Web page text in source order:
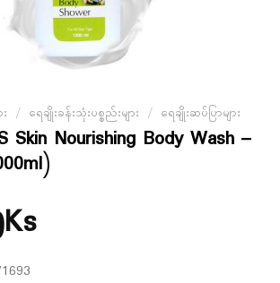
/ ရေချိုးခန်းသုံးပစ္စည်းများ / ရေချိုးဆပ်ပြာများ
Skin Nourishing Body Wash –
Ks